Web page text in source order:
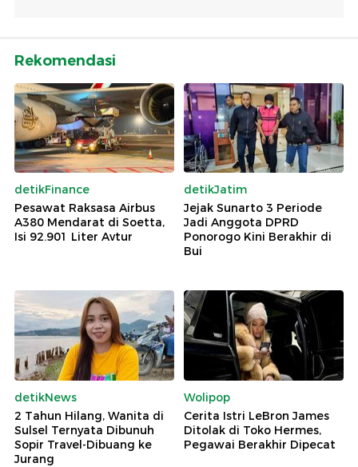
Rekomendasi
detikFinance
Pesawat Raksasa Airbus
A380 Mendarat di Soetta,
Isi 92.901 Liter Avtur
detikJatim
Jejak Sunarto 3 Periode
Jadi Anggota DPRD
Ponorogo Kini Berakhir di
Bui
detikNews
2 Tahun Hilang, Wanita di
Sulsel Ternyata Dibunuh
Sopir Travel-Dibuang ke
Jurang
Wolipop
Cerita Istri LeBron James
Ditolak di Toko Hermes,
Pegawai Berakhir Dipecat